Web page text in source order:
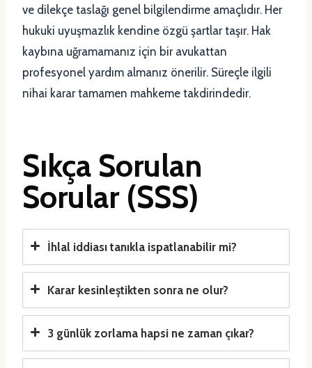
ve dilekçe taslağı genel bilgilendirme amaçlıdır. Her
hukuki uyuşmazlık kendine özgü şartlar taşır. Hak
kaybına uğramamanız için bir avukattan
profesyonel yardım almanız önerilir. Süreçle ilgili
nihai karar tamamen mahkeme takdirindedir.
Sıkça Sorulan
Sorular (SSS)
İhlal iddiası tanıkla ispatlanabilir mi?
Karar kesinleştikten sonra ne olur?
3 günlük zorlama hapsi ne zaman çıkar?